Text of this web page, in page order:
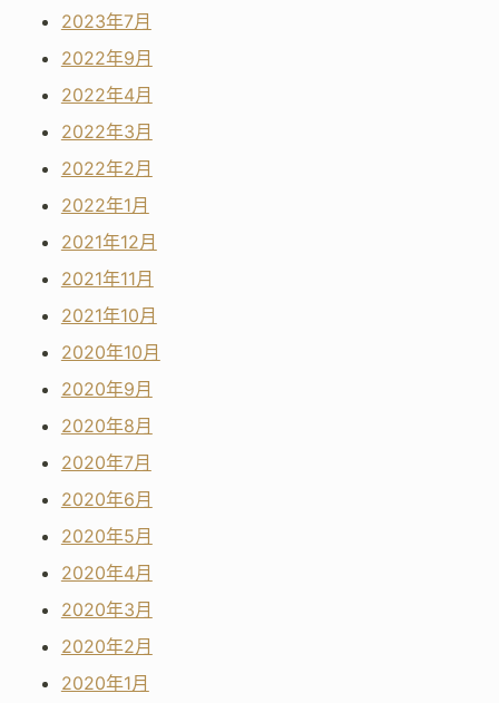
2023年7月
2022年9月
2022年4月
2022年3月
2022年2月
2022年1月
2021年12月
2021年11月
2021年10月
2020年10月
2020年9月
2020年8月
2020年7月
2020年6月
2020年5月
2020年4月
2020年3月
2020年2月
2020年1月